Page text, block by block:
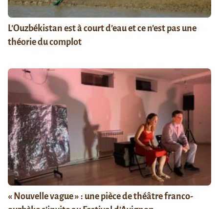
L’Ouzbékistan est à court d’eau et ce n’est pas une
théorie du complot
« Nouvelle vague » : une pièce de théâtre franco-